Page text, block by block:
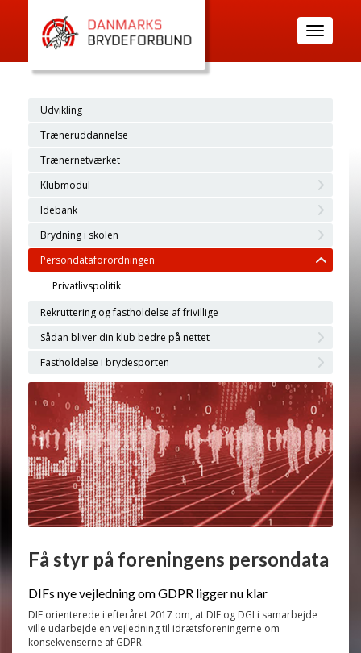
Toggle
navigation
Udvikling
Træneruddannelse
Trænernetværket
Klubmodul
Idebank
Brydning i skolen
Persondataforordningen
Privatlivspolitik
Rekruttering og fastholdelse af frivillige
Sådan bliver din klub bedre på nettet
Fastholdelse i brydesporten
Få styr på foreningens persondata
DIFs nye vejledning om GDPR ligger nu klar
DIF orienterede i efteråret 2017 om, at DIF og DGI i samarbejde
ville udarbejde en vejledning til idrætsforeningerne om
konsekvenserne af GDPR.